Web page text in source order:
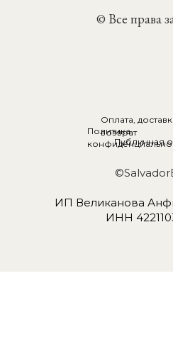
© Все права
Политика
Оплата,
возврат
Публичная
ИП Великанова
ИНН